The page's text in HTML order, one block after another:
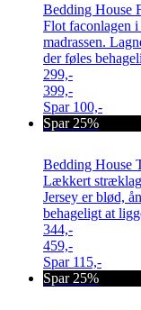
Bedding House
Flot faconlagen
madrassen.
der føles
299,-
399,-
Spar 100,-
Spar 25%
Bedding House
Lækkert
Jersey er blød,
behageligt at
344,-
459,-
Spar 115,-
Spar 25%